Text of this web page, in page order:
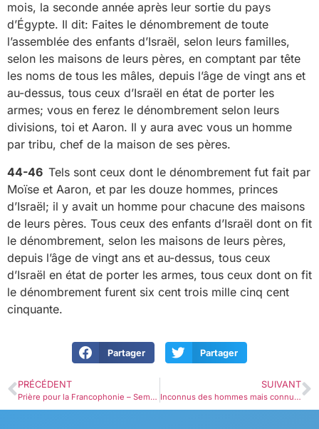
mois, la seconde année après leur sortie du pays
d’Égypte. Il dit: Faites le dénombrement de toute
l’assemblée des enfants d’Israël, selon leurs familles,
selon les maisons de leurs pères, en comptant par tête
les noms de tous les mâles, depuis l’âge de vingt ans et
au-dessus, tous ceux d’Israël en état de porter les
armes; vous en ferez le dénombrement selon leurs
divisions, toi et Aaron. Il y aura avec vous un homme
par tribu, chef de la maison de ses pères.
44-46 Tels sont ceux dont le dénombrement fut fait par
Moïse et Aaron, et par les douze hommes, princes
d’Israël; il y avait un homme pour chacune des maisons
de leurs pères. Tous ceux des enfants d’Israël dont on fit
le dénombrement, selon les maisons de leurs pères,
depuis l’âge de vingt ans et au-dessus, tous ceux
d’Israël en état de porter les armes, tous ceux dont on fit
le dénombrement furent six cent trois mille cinq cent
cinquante.
Partager Partager
PRÉCÉDENT
Prière pour la Francophonie – Semaine 42- La Réunion
SUIVANT
Inconnus des hommes mais connus de Dieu!